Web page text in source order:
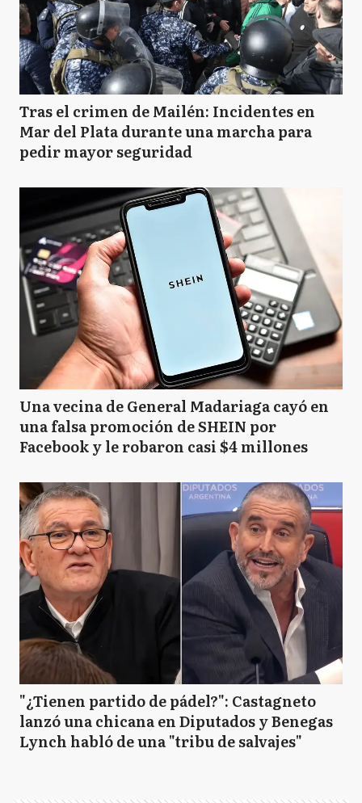
Tras el crimen de Mailén: Incidentes en
Mar del Plata durante una marcha para
pedir mayor seguridad
Una vecina de General Madariaga cayó en
una falsa promoción de SHEIN por
Facebook y le robaron casi $4 millones
"¿Tienen partido de pádel?": Castagneto
lanzó una chicana en Diputados y Benegas
Lynch habló de una "tribu de salvajes"